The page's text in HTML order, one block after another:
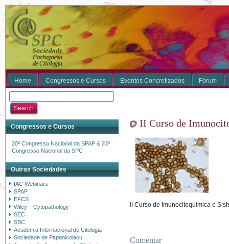
Home Congressos e Cursos Eventos Concretizados Fórum
Congressos e Cursos
20º Congresso Nacional da SPAP & 23º
Congresso Nacional da SPC
Outras Sociedades
IAC Webinars
SPAP
EFCS
Wiley – Cytopathology
SEC
SBC
Academia Internacional de Citologia
Sociedade de Papanicolaou
II Curso de
II Curso de Imunocitoquímica e
Comentar